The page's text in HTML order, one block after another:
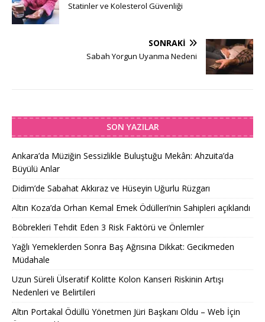
Statinler ve Kolesterol Güvenliği
SONRAKI
Sabah Yorgun Uyanma Nedeni
SON YAZILAR
Ankara’da Müziğin Sessizlikle Buluştuğu Mekân: Ahzuita’da
Büyülü Anlar
Didim’de Sabahat Akkıraz ve Hüseyin Uğurlu Rüzgarı
Altın Koza’da Orhan Kemal Emek Ödülleri’nin Sahipleri açıklandı
Böbrekleri Tehdit Eden 3 Risk Faktörü ve Önlemler
Yağlı Yemeklerden Sonra Baş Ağrısına Dikkat: Gecikmeden
Müdahale
Uzun Süreli Ülseratif Kolitte Kolon Kanseri Riskinin Artışı
Nedenleri ve Belirtileri
Altın Portakal Ödüllü Yönetmen Jüri Başkanı Oldu – Web İçin